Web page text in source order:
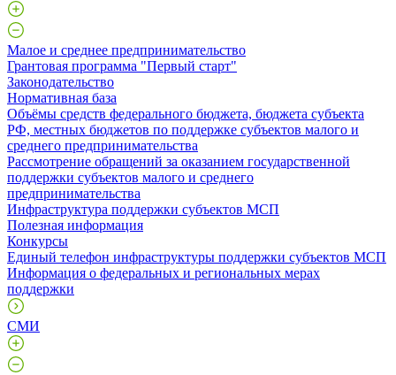
Малое и среднее предпринимательство
Грантовая программа "Первый старт"
Законодательство
Нормативная база
Объёмы средств федерального бюджета, бюджета субъекта
РФ, местных бюджетов по поддержке субъектов малого и
среднего предпринимательства
Рассмотрение обращений за оказанием государственной
поддержки субъектов малого и среднего
предпринимательства
Инфраструктура поддержки субъектов МСП
Полезная информация
Конкурсы
Единый телефон инфраструктуры поддержки субъектов МСП
Информация о федеральных и региональных мерах
поддержки
СМИ